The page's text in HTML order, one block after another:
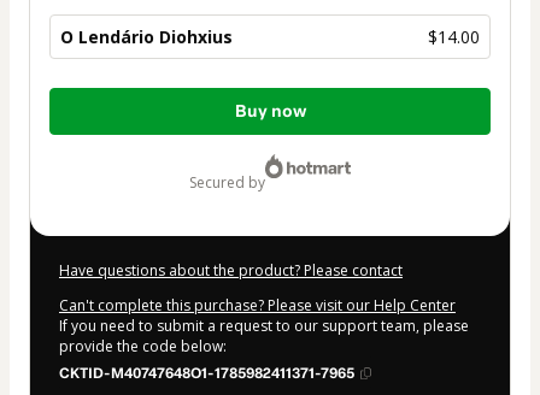
O Lendário Diohxius $14.00
Total
Buy now
secured by
Have questions about the product? Please contact
Can't complete this purchase? Please visit our Help Center
If you need to submit a request to our support team, please
provide the code below:
CKTID-M40747648O1-1785982411371-7965